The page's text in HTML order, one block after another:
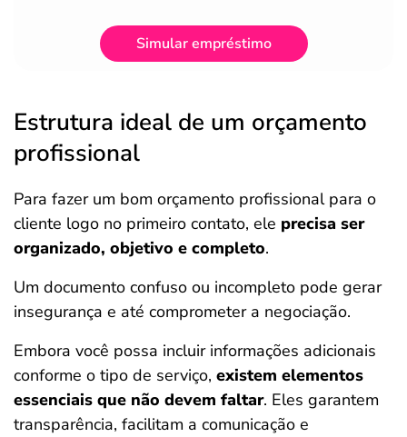
Simular empréstimo
Estrutura ideal de um orçamento
profissional
Para fazer um bom orçamento profissional para o
cliente logo no primeiro contato, ele precisa ser
organizado, objetivo e completo.
Um documento confuso ou incompleto pode gerar
insegurança e até comprometer a negociação.
Embora você possa incluir informações adicionais
conforme o tipo de serviço, existem elementos
essenciais que não devem faltar. Eles garantem
transparência, facilitam a comunicação e